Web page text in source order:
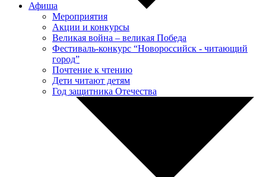
Афиша
Мероприятия
Акции и конкурсы
Великая война – великая Победа
Фестиваль-конкурс “Новороссийск - читающий
город”
Почтение к чтению
Дети читают детям
Год защитника Отечества